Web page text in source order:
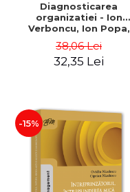
Diagnosticarea
organizatiei - Ion
Verboncu, Ion Popa,
38,06 Lei
32,35 Lei
-15%